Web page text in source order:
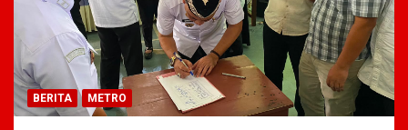
BERITA METRO